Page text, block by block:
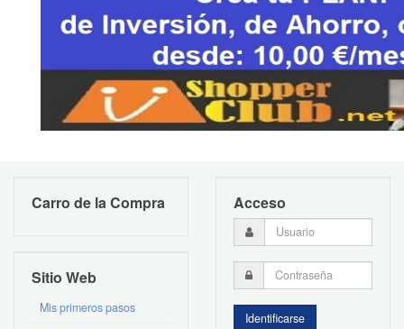
Carro de la Compra
Sitio Web
Mis primeros pasos
Acceso